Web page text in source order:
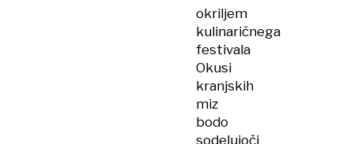
okriljem
kulinaričnega
festivala
Okusi
kranjskih
miz
bodo
sodelujoči